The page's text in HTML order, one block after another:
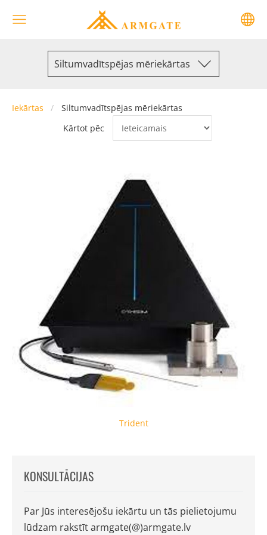
Siltumvadītspējas mēriekārtas
KONSULTĀCIJAS
Par Jūs interesējošu iekārtu un tās pielietojumu
lūdzam rakstīt armgate(@)armgate.lv
Iekārtas
Siltumvadītspējas mēriekārtas
Kārtot pēc
Trident